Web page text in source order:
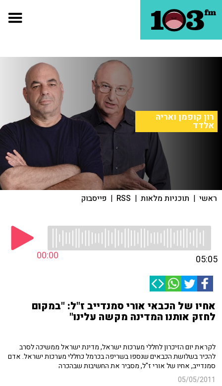
רון קופמן ואריה
אלדד
ראשי | תוכניות מלאות |
RSS
| פייסבוק
00:00 05:05
אחיו של הכבאי אורי סמנדייב ז"ל: "במקום
לחזק אותנו המדינה מקשה עלינו"
לקראת יום הזיכרון לחללי מערכות ישראל, מדינת ישראל ממשיכה לסרב
להכיר בשלושת הכבאים שנספו בשריפה בכרמל כחללי מערכות ישראל. אדם
סמנדייב, אחיו של אורי ז"ל, מסביר את החשיבות שבהכרה
05/05/2011